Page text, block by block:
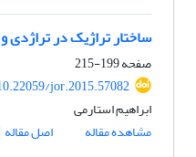
ساختار تراژیک در تراژدی
صفحه199-215
jor.2015.57082
ابراهیم استارمی
مشاهده مقاله
اصل مقاله